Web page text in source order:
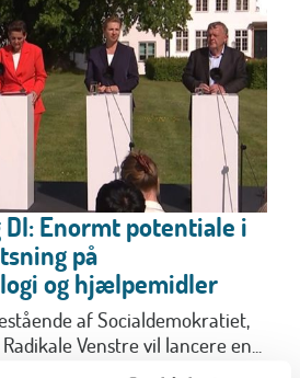
DI: Enormt potentiale i
på
og hjælpemidler
af Socialdemokratiet,
Venstre vil lancere en...